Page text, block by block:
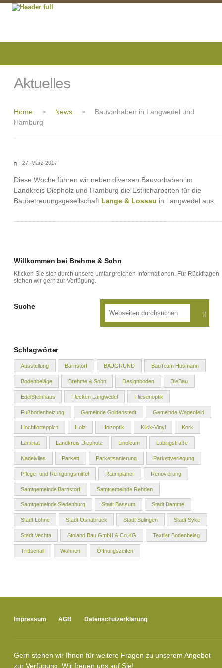
Aktuelles
Home > News >
Bauvorhaben in Langwedel und
Hamburg
27. März 2017
Diese Woche führen wir neben diversen Bauvorhaben im
Landkreis Diepholz und Hamburg die Estricharbeiten für die
Baubetreuungsgesellschaft Lange & Lossau in Langwedel aus.
Willkommen bei Brehme & Sohn
Klicken Sie sich durch unsere umfangreichen Informationen. Für Rückfragen
stehen wir gern zur Verfügung.
Suche
Schlagwörter
Ausstellung Barnstorf BAUGRUND BauTeam Husmann
Bodenbeläge Brehme & Sohn Designboden DieBau
EdelSteinhaus Flecken Langwedel Fliesenoptik
Fußbodenheizung Gemeinde Goldenstedt Gemeinde Wagenfeld
Hochflorteppich Holz Holzoptik Klick-Vinyl Kork
Laminat Landkreis Diepholz Linoleum Lubingstraße
Nadelvlies Parkett Parkettsanierung Parkettverlegung
Pflege- und Reinigungsmittel Raumplaner Renovierung
Samtgemeinde Barnstorf Samtgemeinde Rehden
Samtgemeinde Siedenburg Stadt Bassum Stadt Damme
Stadt Lohne Stadt Osnabrück Stadt Sulingen Stadt Syke
Stadt Vechta Stoland Bau GmbH & Co.KG Textiler Bodenbelag
Trittschall Wohnen Öffnungszeiten
Impressum AGB Datenschutzerklärung
Gern stehen wir Ihnen für weitere Fragen zu unserem Angebot
zur Verfügung. Wir freuen uns auf Sie!